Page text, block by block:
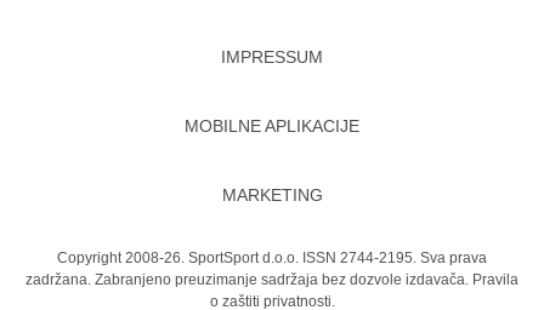
IMPRESSUM
MOBILNE APLIKACIJE
MARKETING
Copyright 2008-26. SportSport d.o.o. ISSN 2744-2195. Sva prava
zadržana. Zabranjeno preuzimanje sadržaja bez dozvole izdavača. Pravila
o zaštiti privatnosti.